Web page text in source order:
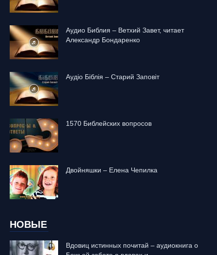
Аудио Библия – Ветхий Завет, читает
Александр Бондаренко
Аудіо Біблія – Старий Заповіт
1570 Библейских вопросов
Двойняшки – Елена Чепилка
НОВЫЕ
Вдовиц истинных почитай – аудиокнига о